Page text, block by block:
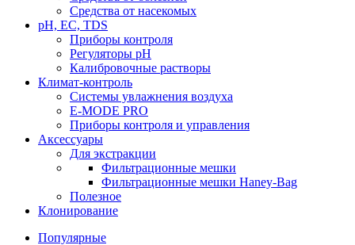
Средства от насекомых
pH, EC, TDS
Приборы контроля
Регуляторы pH
Калибровочные растворы
Климат-контроль
Системы увлажнения воздуха
E-MODE PRO
Приборы контроля и управления
Аксессуары
Для экстракции
Фильтрационные мешки
Фильтрационные мешки Haney-Bag
Полезное
Клонирование
Популярные